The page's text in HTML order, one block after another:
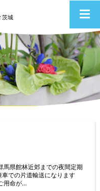
茨城
馬県館林近郊までの夜間定期
での片道輸送になります
用命が…